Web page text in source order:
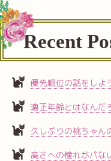
Recent
優先順位の話をしよ
適正年齢とはなんだ
久しぶりの桃ちゃん
高さへの憧れがパな